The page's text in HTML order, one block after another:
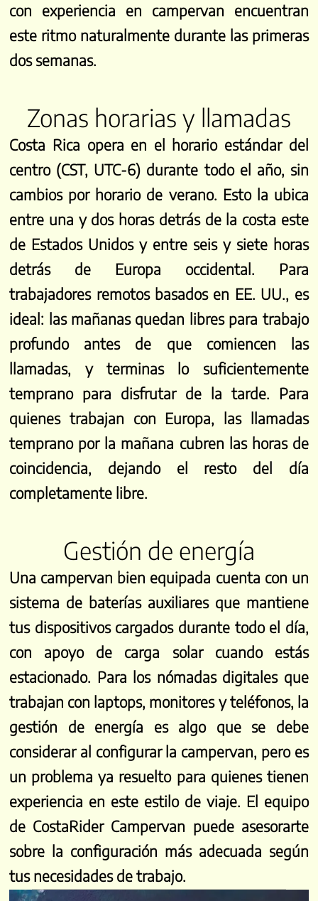
con experiencia en campervan encuentran
este ritmo naturalmente durante las primeras
dos semanas.
Zonas horarias y llamadas
Costa Rica opera en el horario estándar del
centro (CST, UTC-6) durante todo el año, sin
cambios por horario de verano. Esto la ubica
entre una y dos horas detrás de la costa este
de Estados Unidos y entre seis y siete horas
detrás de Europa occidental. Para
trabajadores remotos basados en EE. UU., es
ideal: las mañanas quedan libres para trabajo
profundo antes de que comiencen las
llamadas, y terminas lo suficientemente
temprano para disfrutar de la tarde. Para
quienes trabajan con Europa, las llamadas
temprano por la mañana cubren las horas de
coincidencia, dejando el resto del día
completamente libre.
Gestión de energía
Una campervan bien equipada cuenta con un
sistema de baterías auxiliares que mantiene
tus dispositivos cargados durante todo el día,
con apoyo de carga solar cuando estás
estacionado. Para los nómadas digitales que
trabajan con laptops, monitores y teléfonos, la
gestión de energía es algo que se debe
considerar al configurar la campervan, pero es
un problema ya resuelto para quienes tienen
experiencia en este estilo de viaje. El equipo
de CostaRider Campervan puede asesorarte
sobre la configuración más adecuada según
tus necesidades de trabajo.